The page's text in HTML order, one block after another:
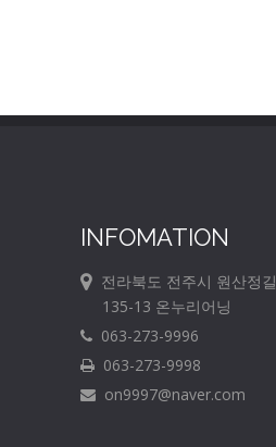
INFOMATION
전라북도 전주시 원산정길
135-13 온누리어닝
063-273-9996
063-273-9998
on9997@naver.com